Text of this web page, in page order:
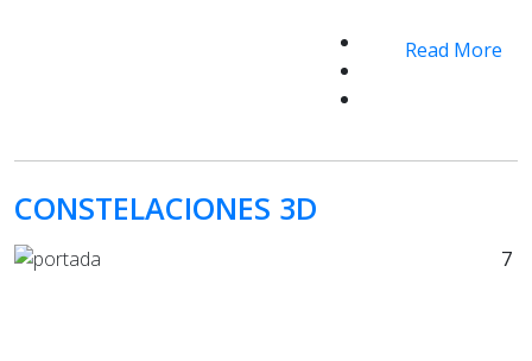
Read More
CONSTELACIONES 3D
7